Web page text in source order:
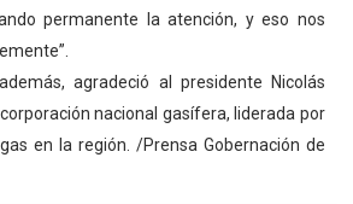
La Montañita
de origami
de la Lactancia Materna
recreación y cultura a niños del
permanente la atención, y eso nos
agradeció al presidente Nicolás
nacional gasífera, liderada por
en la región. /Prensa Gobernación de